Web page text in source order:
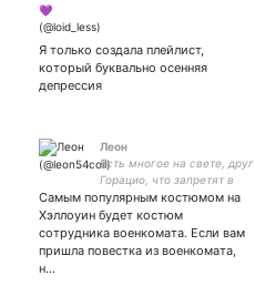
Я только создала плейлист,
который буквально осенняя
депрессия
Леон
Есть многое на свете, друг
Горацио, что запретят в
Российской Федерации
Самым популярным костюмом на
Хэллоуин будет костюм
сотрудника военкомата. Если вам
пришла повестка из военкомата,
н…